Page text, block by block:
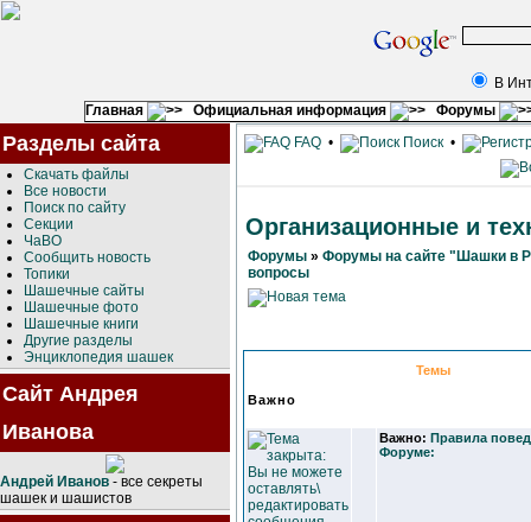
В
Главная
Официальная информация Форумы
Разделы сайта
Скачать файлы
Все новости
Поиск по сайту
Секции
ЧаВО
Сообщить новость
Топики
Шашечные сайты
Шашечные фото
Шашечные книги
Другие разделы
Энциклопедия шашек
Сайт Андрея
Иванова
Андрей Иванов - все секреты
шашек и шашистов
FAQ • Поиск •
Организационные и
Форумы » Форумы на сайте "Шашки в
вопросы
Темы
Важно
Важно: Правила
Форуме: